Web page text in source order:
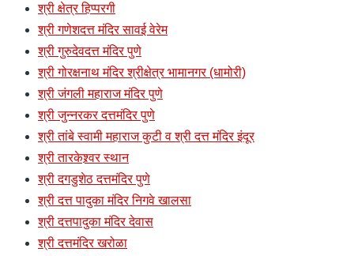
श्री क्षेत्र हिप्परगी
श्री गणेशदत्त मंदिर सावई वेरेम
श्री गुरुदेवदत्त मंदिर पुणे
श्री गोरक्षनाथ मंदिर श्रीक्षेत्र भामानगर (धामोरी)
श्री जंगली महाराज मंदिर पुणे
श्री जुन्नरकर दत्तमंदिर पुणे
श्री तांबे स्वामी महाराज कुटी व श्री दत्त मंदिर इंदूर
श्री तारकेश्र्वर स्थान
श्री दगडुशेठ दत्तमंदिर पुणे
श्री दत्त पादुका मंदिर निगवे खालसा
श्री दत्तपादुका मंदिर देवास
श्री दत्तमंदिर खरोळा